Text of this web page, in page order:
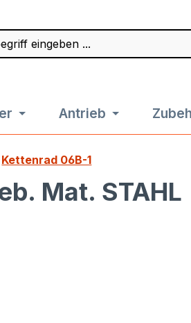
eingeben ...
Antrieb
Kettenrad 06B-1
Mat. STAHL